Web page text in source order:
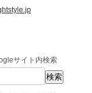
サイト内検索